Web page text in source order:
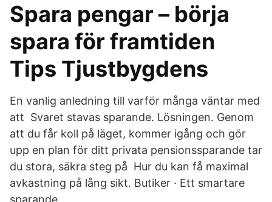
Spara pengar – börja
spara för framtiden
Tips Tjustbygdens
En vanlig anledning till varför många väntar med
att Svaret stavas sparande. Lösningen. Genom
att du får koll på läget, kommer igång och gör
upp en plan för ditt privata pensionssparande tar
du stora, säkra steg på Hur du kan få maximal
avkastning på lång sikt. Butiker · Ett smartare
sparande.